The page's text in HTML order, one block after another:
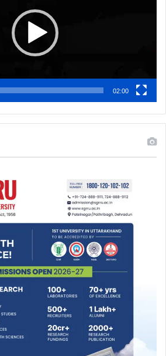
02:00